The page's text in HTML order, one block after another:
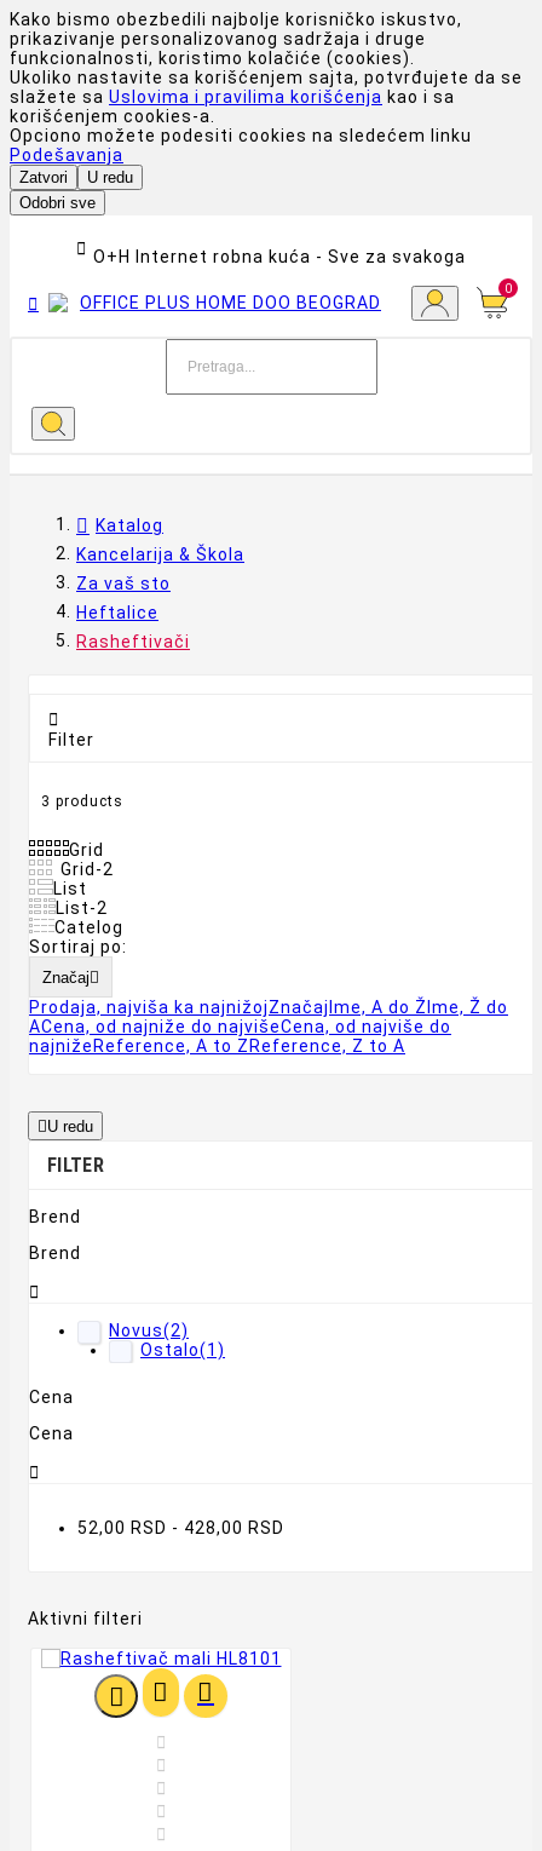
Kako bismo obezbedili najbolje korisničko iskustvo,
prikazivanje personalizovanog sadržaja i druge
funkcionalnosti, koristimo kolačiće (cookies).
Ukoliko nastavite sa korišćenjem sajta, potvrđujete da se
slažete sa Uslovima i pravilima korišćenja kao i sa
korišćenjem cookies-a.
Opciono možete podesiti cookies na sledećem linku
Podešavanja
Zatvori
U redu
Odobri sve
 O+H Internet robna kuća - Sve za svakoga

0
Katalog
Kancelarija & Škola
Za vaš sto
Heftalice
Rasheftivači

Filter
3 products
Grid
Grid-2
List
List-2
Catelog
Sortiraj po:
Značaj 
Prodaja, najviša ka najnižojZnačaj Ime, A do Ž Ime, Ž do
ACena, od najniže do najvišeCena, od najviše do
najniže Reference, A to Z Reference, Z to A
 U redu
FILTER
Brend
Brend

Novus(2)
Ostalo(1)
Cena
Cena

52,00 RSD - 428,00 RSD
Aktivni filteri
  




